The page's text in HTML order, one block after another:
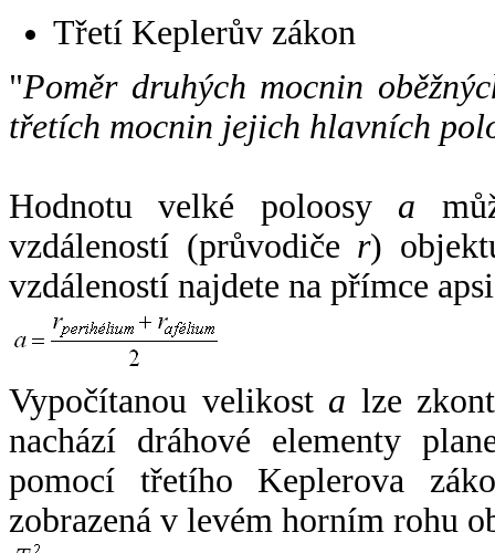
Třetí Keplerův zákon
"Poměr druhých mocnin
třetích mocnin jejich hlavních
Hodnotu velké poloosy a
vzdáleností (průvodiče r)
vzdáleností najdete na přímce
Vypočítanou velikost a lze
nachází dráhové elementy
pomocí třetího Keplerova
zobrazená v levém horním rohu